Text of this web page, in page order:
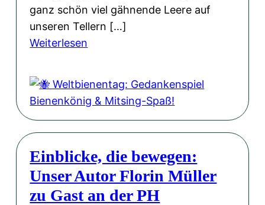
u
e
w
a
e
H
o
f
f
n
u
n
g
ganz schön viel gähnende Leere auf
unseren Tellern […]
Weiterlesen
e
l
t
i
e
n
Einblicke, die bewegen:
Unser Autor Florin Müller
zu Gast an der PH